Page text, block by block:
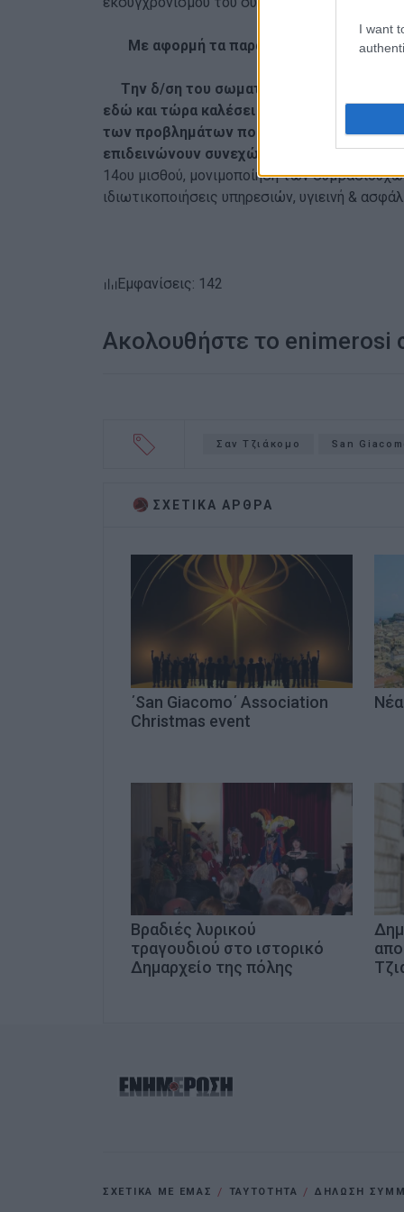
I want
Με αφορμή τα παραπάνω, καλούμε:
Tην δ/ση του σωματείου εργαζομένων
εδώ και τώρα καλέσει Γενική Συνέλευση
των προβλημάτων που η αντιλαϊκή
επιδεινώνουν συνεχώς τη ζωή μας.
14ου μισθού, μονιμοποίηση των
ιδιωτικοποιήσεις υπηρεσιών, υγιεινή &
Εμφανίσεις: 142
Ακολουθήστε το enimerosi
Σαν Τζιάκομο San
ΣΧΕΤΙΚA AΡΘΡΑ
΄San Giacomo΄ Association
Christmas event
Βραδιές λυρικού
τραγουδιού στο ιστορικό
Δημαρχείο της πόλης
ΣΧΕΤΙΚΑ ΜΕ ΕΜΑΣ ΤΑΥΤΟΤΗΤΑ ΔΗΛΩΣΗ